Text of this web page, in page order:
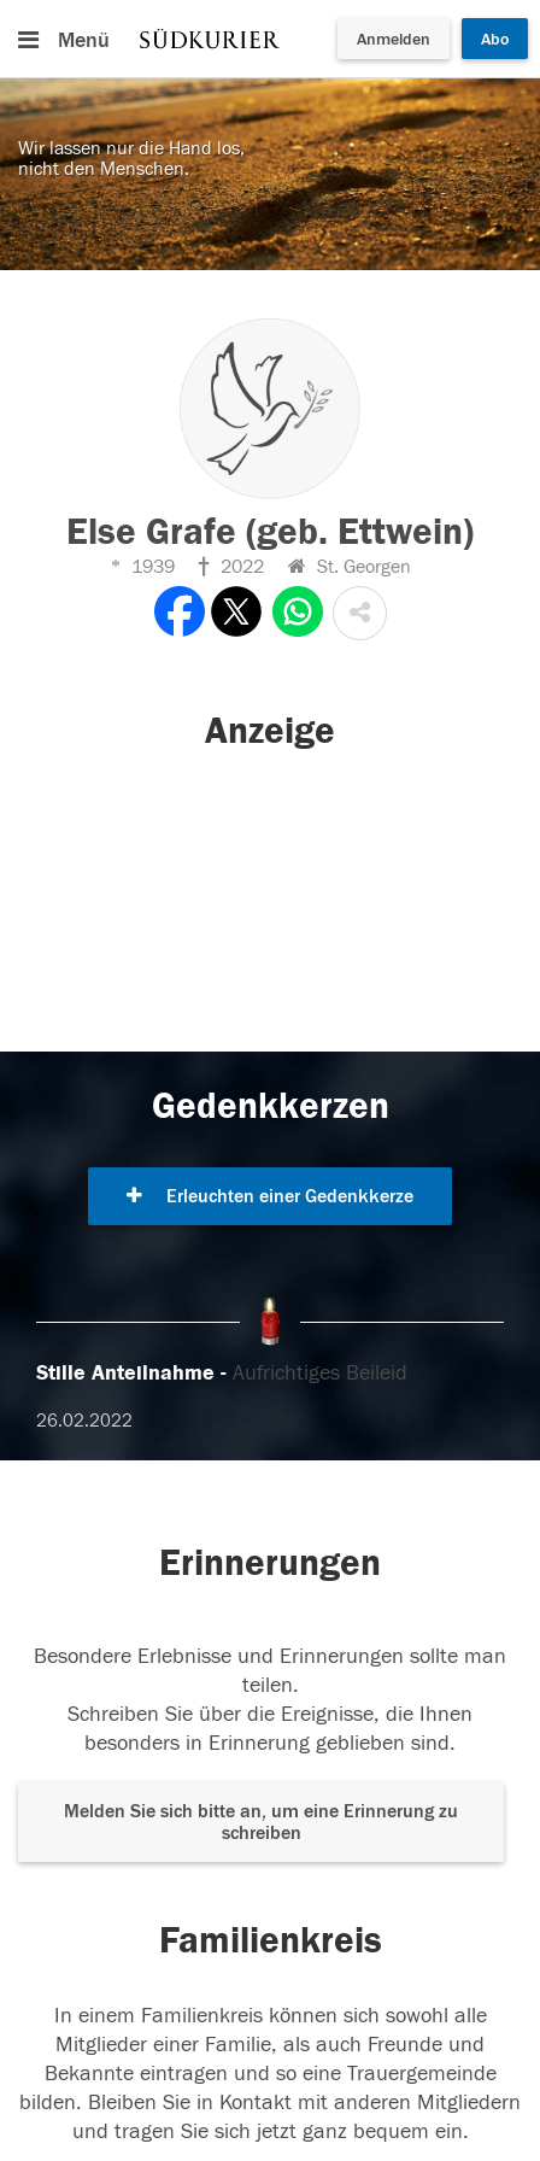
Menü Anmelden Abo
Wir lassen nur die Hand los,
nicht den Menschen.
Else Grafe (geb. Ettwein)
1939 2022 St. Georgen
Anzeige
Gedenkkerzen
Erleuchten einer Gedenkkerze
Stille Anteilnahme Aufrichtiges Beileid
26.02.2022
Erinnerungen
Besondere Erlebnisse und Erinnerungen sollte man
teilen.
Schreiben Sie über die Ereignisse, die Ihnen
besonders in Erinnerung geblieben sind.
Melden Sie sich bitte an, um eine Erinnerung zu
schreiben
Familienkreis
In einem Familienkreis können sich sowohl alle
Mitglieder einer Familie, als auch Freunde und
Bekannte eintragen und so eine Trauergemeinde
bilden. Bleiben Sie in Kontakt mit anderen Mitgliedern
und tragen Sie sich jetzt ganz bequem ein.